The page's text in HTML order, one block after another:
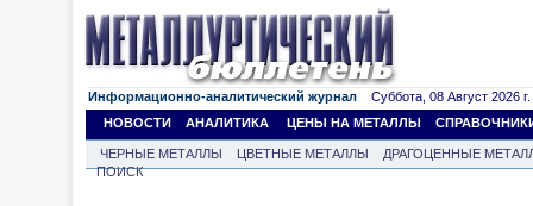
Информационно-аналитический журнал Суббота, 08 Август 2026 г.
НОВОСТИ
АНАЛИТИКА ЦЕНЫ НА МЕТАЛЛЫ
ЧЕРНЫЕ МЕТАЛЛЫ ЦВЕТНЫЕ МЕТАЛЛЫ
ДРАГОЦЕННЫЕ
ПОИСК